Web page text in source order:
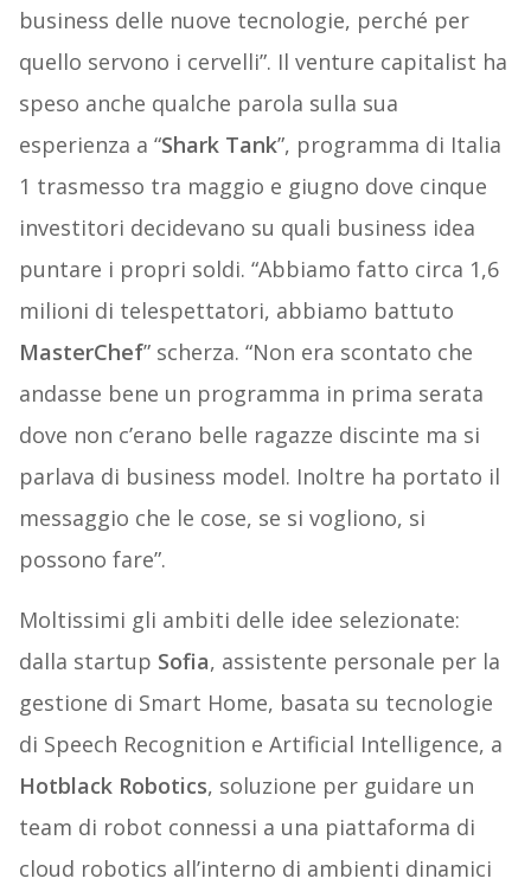
business delle nuove tecnologie, perché per
quello servono i cervelli”. Il venture capitalist ha
speso anche qualche parola sulla sua
esperienza a “Shark Tank”, programma di Italia
1 trasmesso tra maggio e giugno dove cinque
investitori decidevano su quali business idea
puntare i propri soldi. “Abbiamo fatto circa 1,6
milioni di telespettatori, abbiamo battuto
MasterChef” scherza. “Non era scontato che
andasse bene un programma in prima serata
dove non c’erano belle ragazze discinte ma si
parlava di business model. Inoltre ha portato il
messaggio che le cose, se si vogliono, si
possono fare”.
Moltissimi gli ambiti delle idee selezionate:
dalla startup Sofia, assistente personale per la
gestione di Smart Home, basata su tecnologie
di Speech Recognition e Artificial Intelligence, a
Hotblack Robotics, soluzione per guidare un
team di robot connessi a una piattaforma di
cloud robotics all’interno di ambienti dinamici